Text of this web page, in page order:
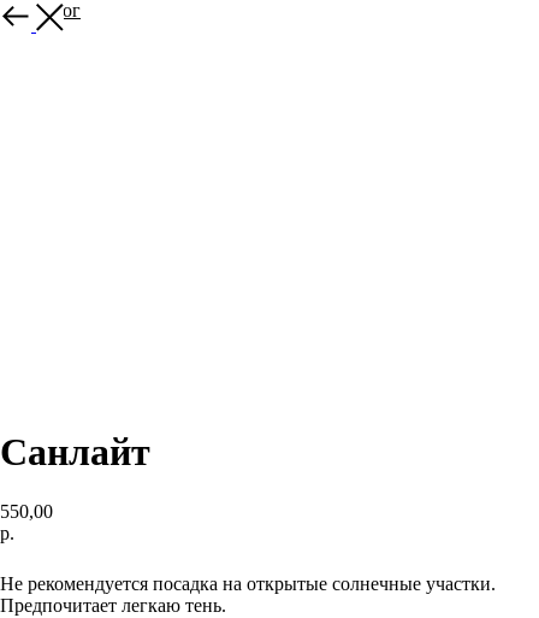
В каталог
Санлайт
550,00
р.
Не рекомендуется посадка на открытые солнечные участки.
Предпочитает легкаю тень.